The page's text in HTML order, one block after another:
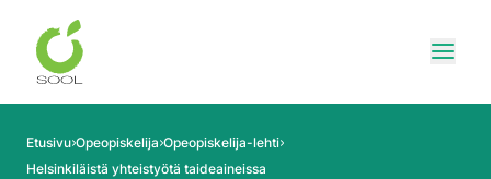
Siirry sivun sisältöön
Etusivu Opeopiskelija Opeopiskelija-lehti
Helsinkiläistä yhteistyötä taideaineissa